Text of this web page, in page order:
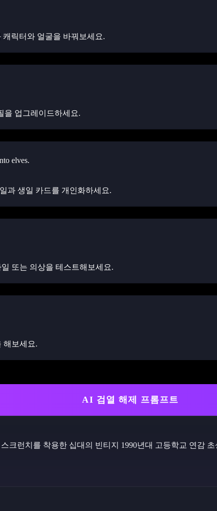
릭터와 얼굴을 바꿔보세요.
을 업그레이드하세요.
과 생일 카드를 개인화하세요.
또는 의상을 테스트해보세요.
해보세요.
AI 검열 해제 프롬프트
크런치를 착용한 십대의 빈티지 1990년대 고등학교 연감 초